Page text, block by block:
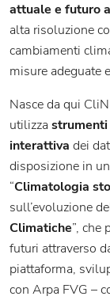
attuale e futuro
alta risoluzione
cambiamenti
misure adeguate
Nasce da qui
utilizza strumenti
interattiva dei
disposizione in
“Climatologia
sull’evoluzione
Climatiche”, che
futuri attraverso
piattaforma,
con Arpa FVG –